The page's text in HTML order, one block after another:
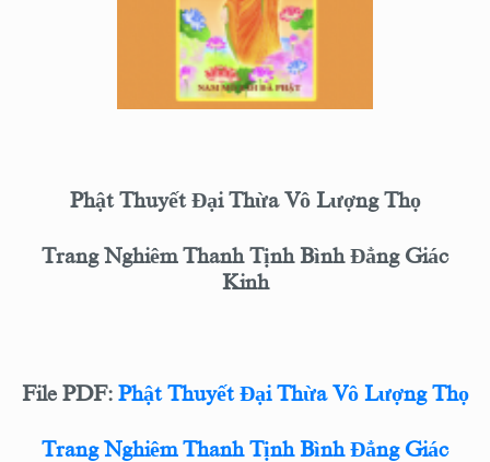
Phật Thuyết Đại Thừa Vô Lượng Thọ
Trang Nghiêm Thanh Tịnh Bình Đẳng Giác
Kinh
File PDF: Phật Thuyết Đại Thừa Vô Lượng Thọ
Trang Nghiêm Thanh Tịnh Bình Đẳng Giác